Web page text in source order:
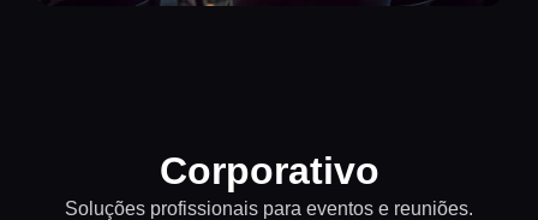
Corporativo
Soluções profissionais para eventos e reuniões.